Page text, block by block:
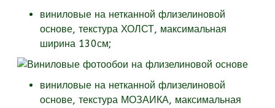
виниловые на нетканной флизелиновой
основе, текстура ХОЛСТ, максимальная
ширина 130см;
виниловые на нетканной флизелиновой
основе, текстура МОЗАИКА, максимальная